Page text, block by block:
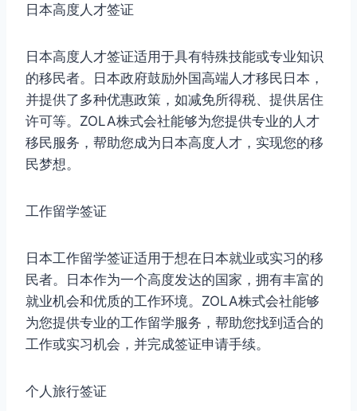
日本高度人才签证
日本高度人才签证适用于具有特殊技能或专业知识
的移民者。日本政府鼓励外国高端人才移民日本，
并提供了多种优惠政策，如减免所得税、提供居住
许可等。ZOLA株式会社能够为您提供专业的人才
移民服务，帮助您成为日本高度人才，实现您的移
民梦想。
工作留学签证
日本工作留学签证适用于想在日本就业或实习的移
民者。日本作为一个高度发达的国家，拥有丰富的
就业机会和优质的工作环境。ZOLA株式会社能够
为您提供专业的工作留学服务，帮助您找到适合的
工作或实习机会，并完成签证申请手续。
个人旅行签证